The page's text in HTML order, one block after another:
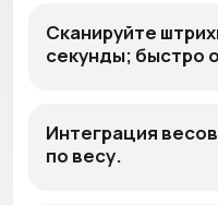
Сканируйте
секунды; быстро
Интеграция
по весу.